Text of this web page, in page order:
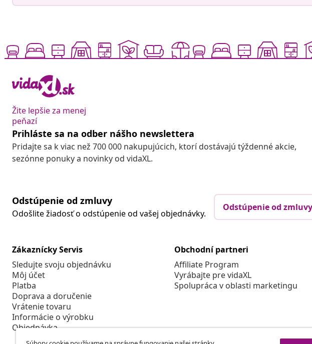
Žite lepšie za menej
peňazí
Prihláste sa na odber nášho newslettera
Pridajte sa k viac než 700 000 nakupujúcich, ktorí dostávajú týždenné akcie,
sezónne ponuky a novinky od vidaXL.
Odstúpenie od zmluvy
Odošlite žiadosť o odstúpenie od vašej objednávky.
Odstúpenie od zmluvy
Zákaznícky Servis
Sledujte svoju objednávku
Môj účet
Platba
Doprava a doručenie
Vrátenie tovaru
Informácie o výrobku
Objednávka
Obchodní partneri
Affiliate Program
Vyrábajte pre vidaXL
Spolupráca v oblasti marketingu